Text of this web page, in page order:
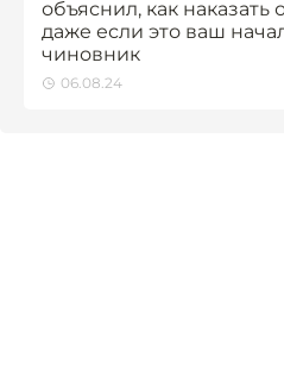
объяснил, как наказать
даже если это ваш
чиновник
06.08.24